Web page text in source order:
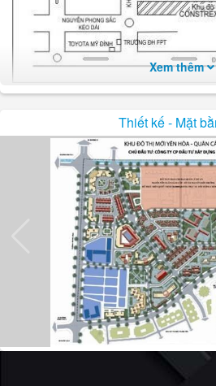
Vị tríKhu đô thị
Hạ tầng
Khu đô thị Yên Hòasẽ được bố trí
ở góc phía Tây Bắc để tạo cảnh
hiện đại, bên cạnh có không
tạo sự thông thoáng cho khu ở (lô
bố trí thấp tầng theo dãy thẳng
với cây xanh, tạo sự đồng bộ về
dựng có thể có một số mẫu nhà
tuân thủ nghiêm chỉ giới xây
đẹp.
Xem thêm
Thiết kế - Mặt